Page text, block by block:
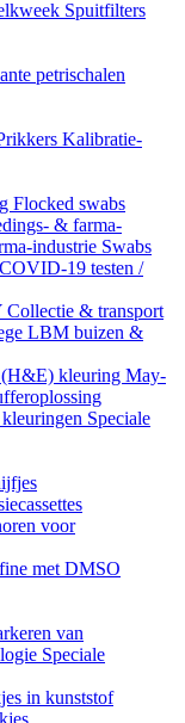
Spuitfilters
petrischalen
Kalibratie-
Flocked swabs
& farma-
industrie Swabs
COVID-19 testen /
Collectie & transport
LBM buizen &
kleuring May-
Speciale
voor
met DMSO
van
Speciale
in kunststof